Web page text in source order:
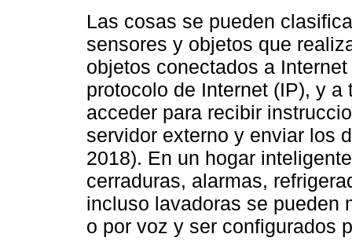
Las cosas se pueden
sensores y objetos que
objetos conectados a
protocolo de Internet (IP), y
acceder para recibir
servidor externo y enviar los
2018). En un hogar
cerraduras, alarmas,
incluso lavadoras se pueden
o por voz y ser configurados